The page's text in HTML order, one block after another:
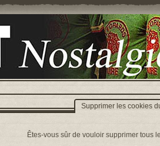
Supprimer les cookies
Êtes-vous sûr de vouloir supprimer tous